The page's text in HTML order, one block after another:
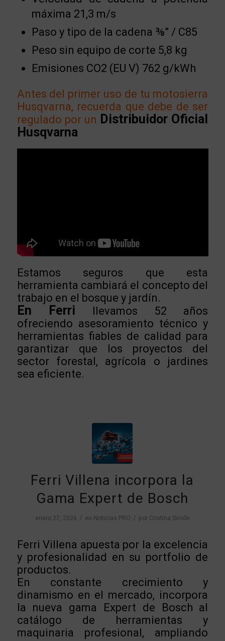
máxima 21,3 m/s
Paso y tipo de la cadena ⅜” / C85
Peso sin equipo de corte 5,8 kg
Emisiones CO2 (EU V) 762 g/kWh
Antes del primer uso de tu motosierra
Husqvarna, recuerda que debe de ser
regulado por un Distribuidor Oficial
Husqvarna
Estamos seguros que esta
herramienta cambiará el concepto del
trabajo en el bosque y jardín.
En Ferri llevamos 52 años
ofreciendo asesoramiento técnico y
herramientas fiables de calidad para
garantizar que los proyectos del
sector forestal, agrícola o jardines
sea eficiente.
Ferri Villena incorpora la
Gama Expert de Bosch
enero 27, 2026 / en Noticias PRO / por Cristina Simón
Ferri Villena apuesta por la excelencia
y profesionalidad en su portfolio de
productos.
En constante crecimiento y
dinamismo en el mercado, incorpora
la nueva gama Expert de Bosch al
catálogo de herramientas y
maquinaria profesional, ampliando